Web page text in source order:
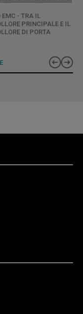
EMC - TRA IL
PRINCIPALE E IL
DI PORTA